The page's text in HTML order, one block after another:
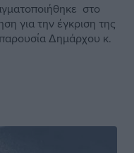
στο
για την έγκριση της
Δημάρχου κ.